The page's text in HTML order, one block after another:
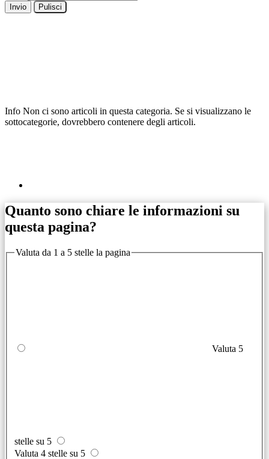
Invio Pulisci
Info Non ci sono articoli in questa categoria. Se si visualizzano le
sottocategorie, dovrebbero contenere degli articoli.
Quanto sono chiare le informazioni su
questa pagina?
Valuta da 1 a 5 stelle la pagina
Valuta 5
stelle su 5
Valuta 4 stelle su 5